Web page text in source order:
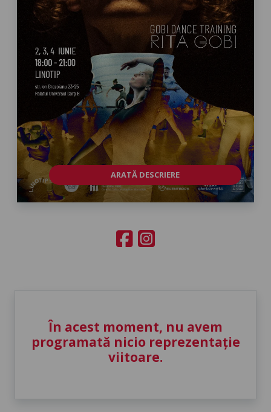
ARATĂ DESCRIERE
În acest moment, nu avem
programată nicio reprezentație
viitoare.